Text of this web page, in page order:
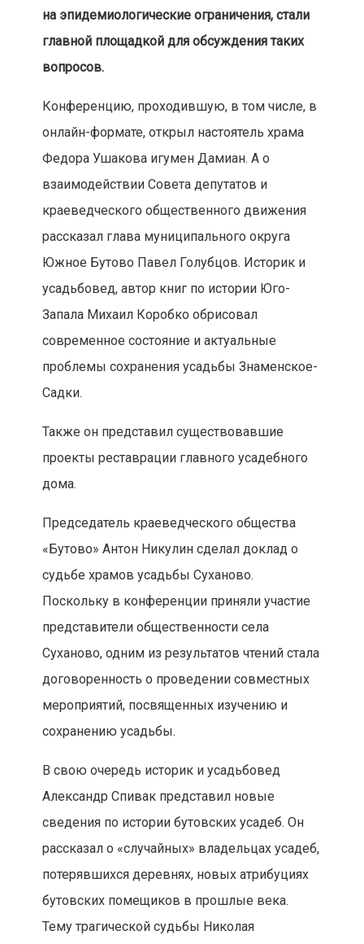
на эпидемиологические ограничения, стали
главной площадкой для обсуждения таких
вопросов.
Конференцию, проходившую, в том числе, в
онлайн-формате, открыл настоятель храма
Федора Ушакова игумен Дамиан. А о
взаимодействии Совета депутатов и
краеведческого общественного движения
рассказал глава муниципального округа
Южное Бутово Павел Голубцов. Историк и
усадьбовед, автор книг по истории Юго-
Запала Михаил Коробко обрисовал
современное состояние и актуальные
проблемы сохранения усадьбы Знаменское-
Садки.
Также он представил существовавшие
проекты реставрации главного усадебного
дома.
Председатель краеведческого общества
«Бутово» Антон Никулин сделал доклад о
судьбе храмов усадьбы Суханово.
Поскольку в конференции приняли участие
представители общественности села
Суханово, одним из результатов чтений стала
договоренность о проведении совместных
мероприятий, посвященных изучению и
сохранению усадьбы.
В свою очередь историк и усадьбовед
Александр Спивак представил новые
сведения по истории бутовских усадеб. Он
рассказал о «случайных» владельцах усадеб,
потерявшихся деревнях, новых атрибуциях
бутовских помещиков в прошлые века.
Тему трагической судьбы Николая